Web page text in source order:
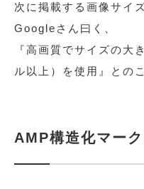
次に掲載する画像サイ
Googleさん曰く、
『高画質でサイズの大
ル以上）を使用』との
AMP構造化マー